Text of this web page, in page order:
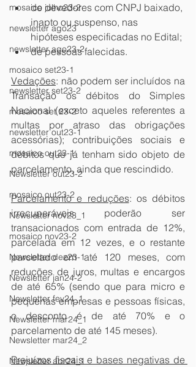
mosaico julho23-2
newsletter ago23
newsletter ago23-2
mosaico set23-1
newsletter set23-2
mosaico set 23-2
newsletter out23-1
mosaico out23-1
Newsletter out23-2
mosaico out23-2
Newsletter nov23_1
mosaico nov23-2
Newsletter dez23-1
Newsletter jan24-2
Newsletter fev24_1
Newsletter mar24_1
Newsletter mar24_2
Newsletter abr24_1
de devedores com CNPJ baixado,
inapto ou suspenso, nas
hipóteses especificadas no Edital;
de pessoas falecidas.
Vedações: não podem ser incluídos na
Transação os débitos do Simples
Nacional (exceto aqueles referentes a
multas por atraso das obrigações
acessórias); contribuições sociais e
débitos que já tenham sido objeto de
parcelamento, ainda que rescindido.
Parcelamento e reduções: os débitos
irrecuperáveis poderão ser
transacionados com entrada de 12%,
parcelada em 12 vezes, e o restante
parcelado em até 120 meses, com
reduções de juros, multas e encargos
de até 65% (sendo que para micro e
pequenas empresas e pessoas físicas,
o desconto é de até 70% e o
parcelamento de até 145 meses).
Prejuízos fiscais e bases negativas de